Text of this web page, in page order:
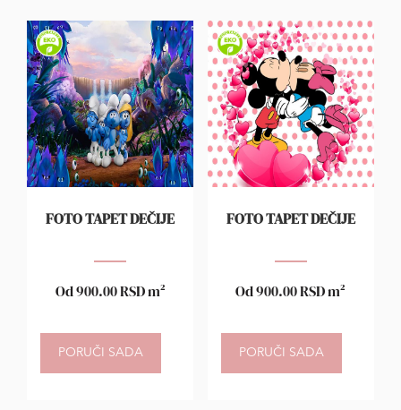
FOTO TAPET DEČIJE
Od900.00RSDm²
PORUČI SADA
FOTO TAPET DEČIJE
Od900.00RSDm²
PORUČI SADA